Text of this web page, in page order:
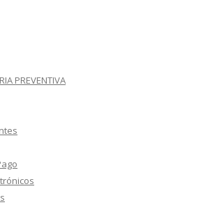
PREVENTIVA